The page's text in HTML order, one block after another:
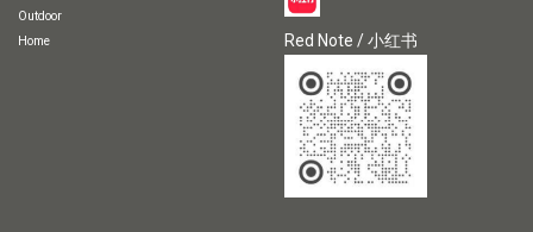
Outdoor
Home
Red Note / 小红书